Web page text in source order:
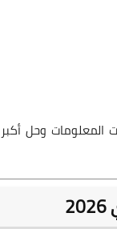
المعلومات وحل